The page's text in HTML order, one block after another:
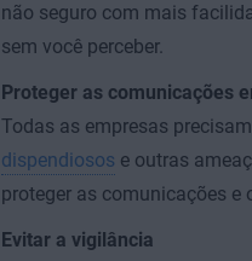
não seguro com mais
sem você perceber.
Proteger as comunicações
Todas as empresas
dispendiosos e outras
proteger as comunicações e
Evitar a vigilância